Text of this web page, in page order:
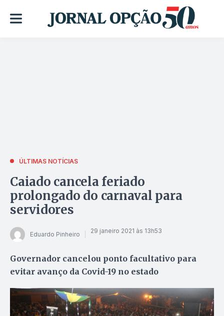
ÚLTIMAS NOTÍCIAS
Caiado cancela feriado
prolongado do carnaval para
servidores
Eduardo Pinheiro 29 janeiro 2021 às 13h53
Governador cancelou ponto facultativo para
evitar avanço da Covid-19 no estado